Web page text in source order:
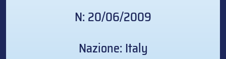
N: 20/06/2009
Nazione: Italy